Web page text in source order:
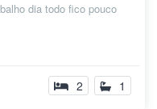
dia todo fico pouco
2 1